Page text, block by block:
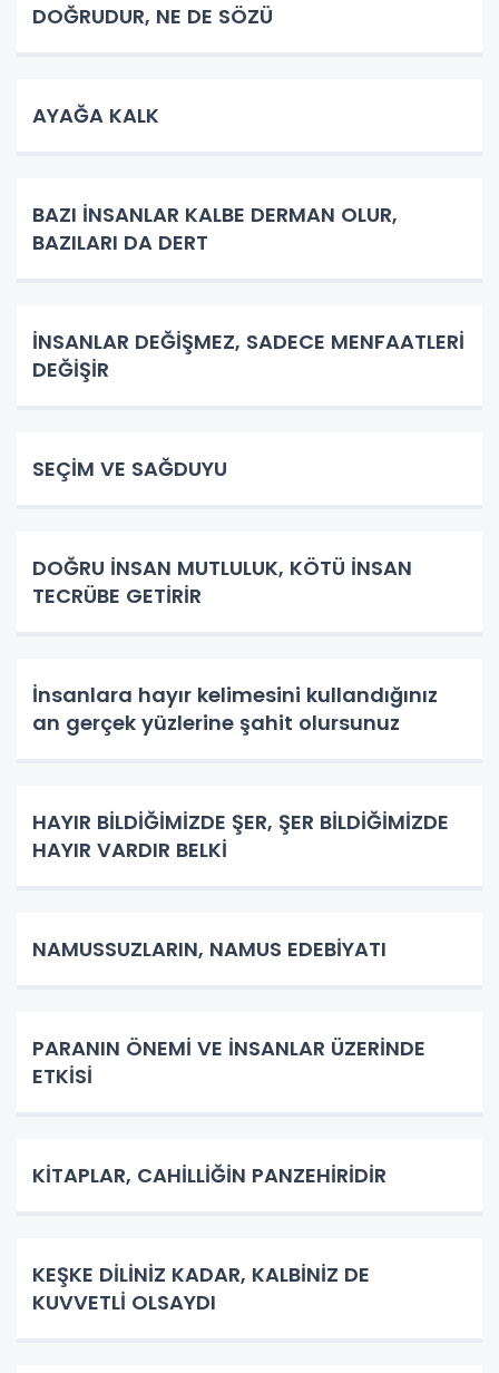
DOĞRUDUR, NE DE SÖZÜ
AYAĞA KALK
BAZI İNSANLAR KALBE DERMAN OLUR,
BAZILARI DA DERT
İNSANLAR DEĞİŞMEZ, SADECE MENFAATLERİ
DEĞİŞİR
SEÇİM VE SAĞDUYU
DOĞRU İNSAN MUTLULUK, KÖTÜ İNSAN
TECRÜBE GETİRİR
İnsanlara hayır kelimesini kullandığınız
an gerçek yüzlerine şahit olursunuz
HAYIR BİLDİĞİMİZDE ŞER, ŞER BİLDİĞİMİZDE
HAYIR VARDIR BELKİ
NAMUSSUZLARIN, NAMUS EDEBİYATI
PARANIN ÖNEMİ VE İNSANLAR ÜZERİNDE
ETKİSİ
KİTAPLAR, CAHİLLİĞİN PANZEHİRİDİR
KEŞKE DİLİNİZ KADAR, KALBİNİZ DE
KUVVETLİ OLSAYDI